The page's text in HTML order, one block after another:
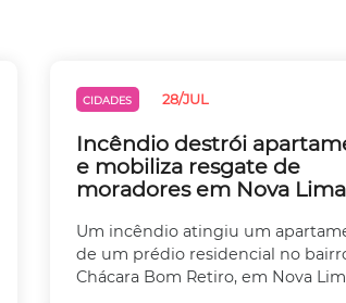
CIDADES 28/JUL
Incêndio destrói
e mobiliza resgate de
moradores em Nova Lima
Um incêndio atingiu um
de um prédio residencial no
Chácara Bom Retiro, em Nova